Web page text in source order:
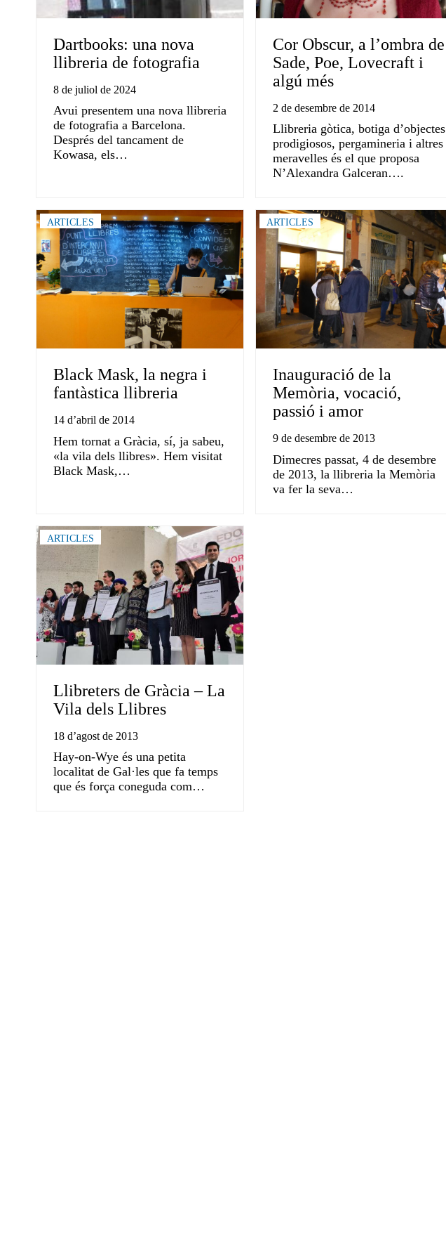
Dartbooks: una nova
llibreria de fotografia
8 de juliol de 2024
Avui presentem una nova llibreria
de fotografia a Barcelona.
Després del tancament de
Kowasa, els…
Cor Obscur, a l’ombra de
Sade, Poe, Lovecraft i
algú més
2 de desembre de 2014
Llibreria gòtica, botiga d’objectes
prodigiosos, pergamineria i altres
meravelles és el que proposa
N’Alexandra Galceran….
ARTICLES
Black Mask, la negra i
fantàstica llibreria
14 d’abril de 2014
Hem tornat a Gràcia, sí, ja sabeu,
«la vila dels llibres». Hem visitat
Black Mask,…
ARTICLES
Inauguració de la
Memòria, vocació,
passió i amor
9 de desembre de 2013
Dimecres passat, 4 de desembre
de 2013, la llibreria la Memòria
va fer la seva…
ARTICLES
Llibreters de Gràcia – La
Vila dels Llibres
18 d’agost de 2013
Hay-on-Wye és una petita
localitat de Gal·les que fa temps
que és força coneguda com…